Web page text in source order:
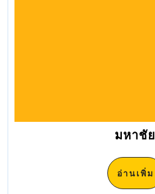
มหาชัย
อ่านเพิ่ม